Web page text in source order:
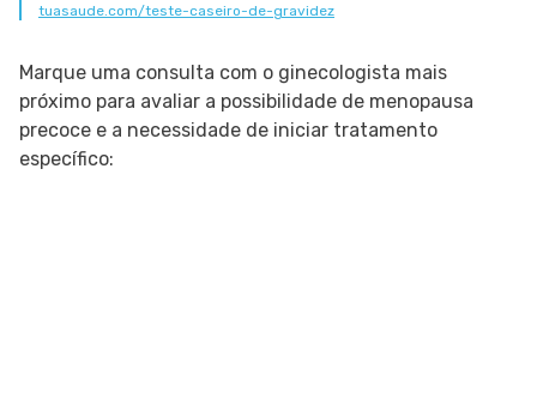
tuasaude.com/teste-caseiro-de-gravidez
Marque uma consulta com o ginecologista mais
próximo para avaliar a possibilidade de menopausa
precoce e a necessidade de iniciar tratamento
específico: